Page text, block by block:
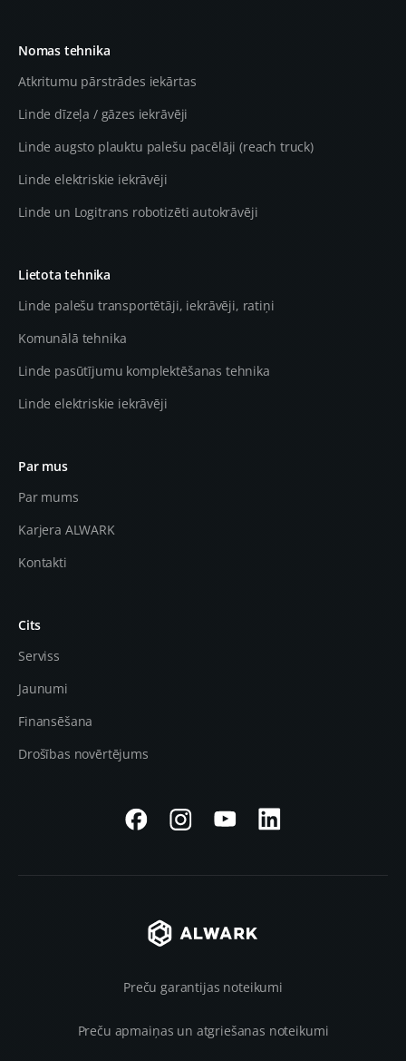
Nomas tehnika
Atkritumu pārstrādes iekārtas
Linde dīzeļa / gāzes iekrāvēji
Linde augsto plauktu palešu pacēlāji (reach truck)
Linde elektriskie iekrāvēji
Linde un Logitrans robotizēti autokrāvēji
Lietota tehnika
Linde palešu transportētāji, iekrāvēji, ratiņi
Komunālā tehnika
Linde pasūtījumu komplektēšanas tehnika
Linde elektriskie iekrāvēji
Par mus
Par mums
Karjera ALWARK
Kontakti
Cits
Serviss
Jaunumi
Finansēšana
Drošības novērtējums
Preču garantijas noteikumi
Preču apmaiņas un atgriešanas noteikumi